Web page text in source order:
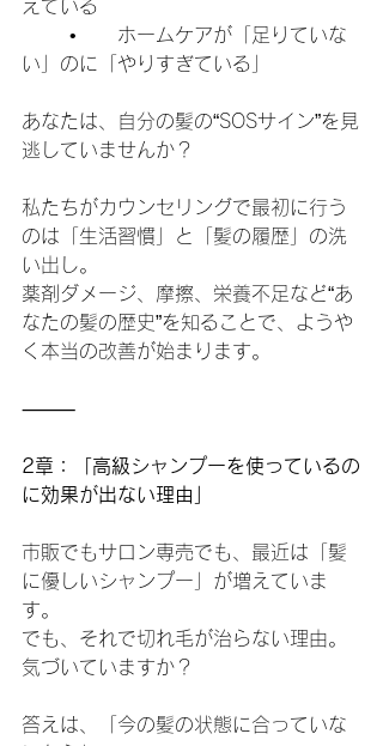
えている
い」のに「やりすぎている」
あなたは、自分の髪の“SOSサイン”を見
逃していませんか？
私たちがカウンセリングで最初に行う
のは「生活習慣」と「髪の履歴」の洗
い出し。
薬剤ダメージ、摩擦、栄養不足など“あ
なたの髪の歴史”を知ることで、ようや
く本当の改善が始まります。
⸻
2章：「高級シャンプーを使っているの
に効果が出ない理由」
市販でもサロン専売でも、最近は「髪
に優しいシャンプー」が増えていま
す。
でも、それで切れ毛が治らない理由。
気づいていますか？
答えは、「今の髪の状態に合っていな